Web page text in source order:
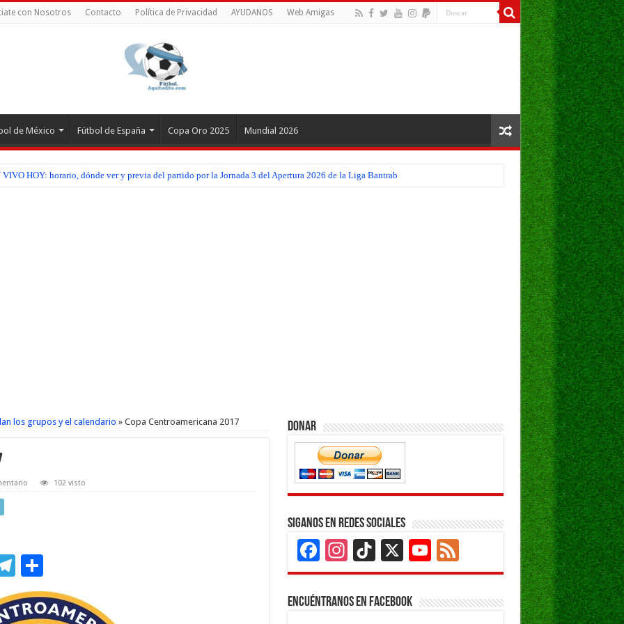
con Nosotros Contacto Política de Privacidad AYUDANOS Web Amigas
de México Fútbol de España Copa Oro 2025 Mundial 2026
HOY: horario, dónde ver y previa del partido por la Jornada 3 del Apertura 2026 de la Liga Bantrab
los grupos y el calendario » Copa Centroamericana 2017
102 visto
es
T
el
e
C
o
m
Donar
Siganos en Redes Sociales
Facebook
Instagram
TikTok
X YouTube
Channel
Feed
Encuéntranos en Facebook